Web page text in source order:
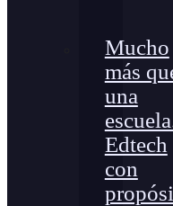
Mucho
más
una
Edtech
con